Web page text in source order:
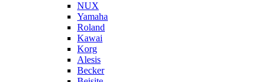
NUX
Yamaha
Roland
Kawai
Korg
Alesis
Becker